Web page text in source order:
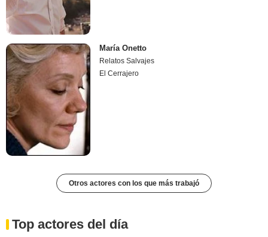
María Onetto
Relatos Salvajes
El Cerrajero
Otros actores con los que más trabajó
Top actores del día